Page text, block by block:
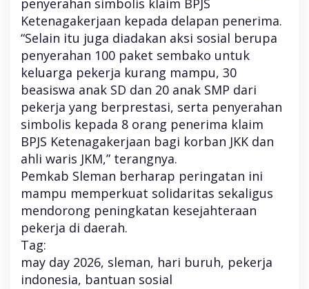
penyerahan simbolis klaim BPJS
Ketenagakerjaan kepada delapan penerima.
“Selain itu juga diadakan aksi sosial berupa
penyerahan 100 paket sembako untuk
keluarga pekerja kurang mampu, 30
beasiswa anak SD dan 20 anak SMP dari
pekerja yang berprestasi, serta penyerahan
simbolis kepada 8 orang penerima klaim
BPJS Ketenagakerjaan bagi korban JKK dan
ahli waris JKM,” terangnya.
Pemkab Sleman berharap peringatan ini
mampu memperkuat solidaritas sekaligus
mendorong peningkatan kesejahteraan
pekerja di daerah.
Tag:
may day 2026, sleman, hari buruh, pekerja
indonesia, bantuan sosial